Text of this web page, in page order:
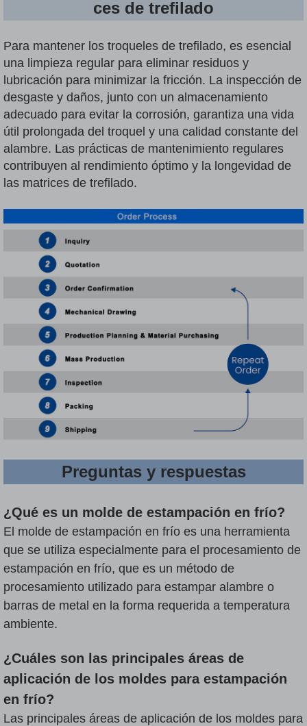
ces de trefilado
Para mantener los troqueles de trefilado, es esencial
una limpieza regular para eliminar residuos y
lubricación para minimizar la fricción. La inspección de
desgaste y daños, junto con un almacenamiento
adecuado para evitar la corrosión, garantiza una vida
útil prolongada del troquel y una calidad constante del
alambre. Las prácticas de mantenimiento regulares
contribuyen al rendimiento óptimo y la longevidad de
las matrices de trefilado.
Preguntas y respuestas
¿Qué es un molde de estampación en frío?
El molde de estampación en frío es una herramienta
que se utiliza especialmente para el procesamiento de
estampación en frío, que es un método de
procesamiento utilizado para estampar alambre o
barras de metal en la forma requerida a temperatura
ambiente.
¿Cuáles son las principales áreas de
aplicación de los moldes para estampación
en frío?
Las principales áreas de aplicación de los moldes para